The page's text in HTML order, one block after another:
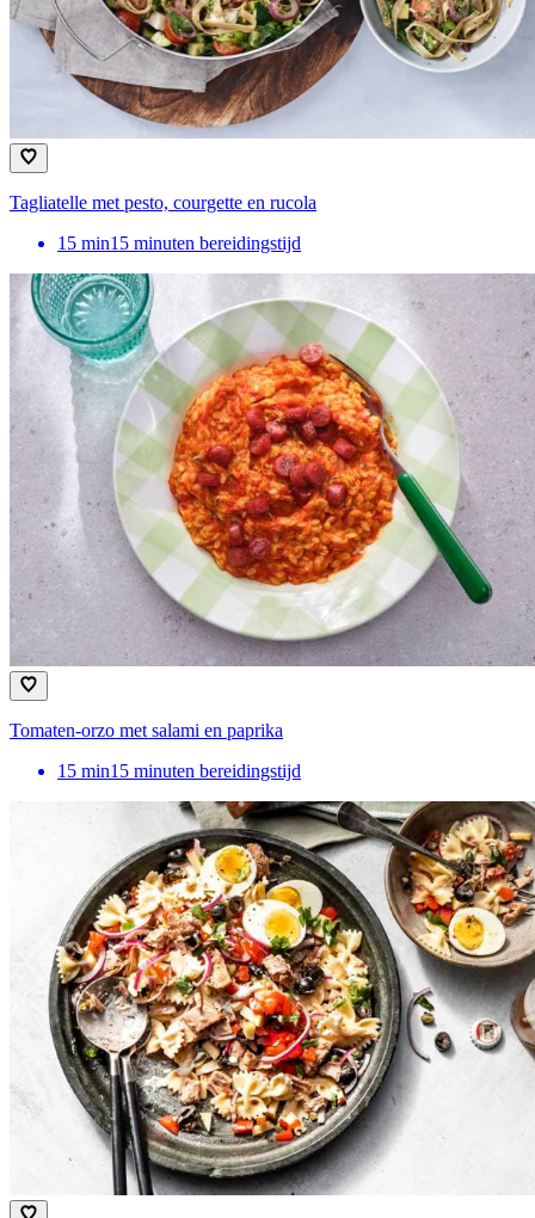
Tagliatelle met pesto, courgette en rucola
15 min15 minuten bereidingstijd
Tomaten-orzo met salami en paprika
15 min15 minuten bereidingstijd